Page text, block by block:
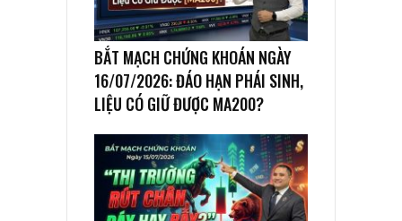
BẮT MẠCH CHỨNG KHOÁN NGÀY
16/07/2026: ĐÁO HẠN PHÁI SINH,
LIỆU CÓ GIỮ ĐƯỢC MA200?